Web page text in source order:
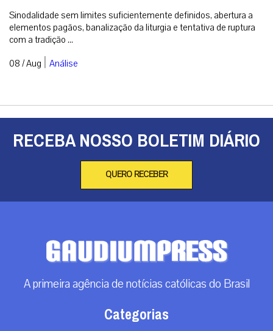
Sinodalidade sem limites suficientemente definidos, abertura a
elementos pagãos, banalização da liturgia e tentativa de ruptura
com a tradição ...
08 / Aug | Análise
RECEBA NOSSO BOLETIM DIÁRIO
QUERO RECEBER
A primeira agência de notícias católicas do Brasil
Categorias